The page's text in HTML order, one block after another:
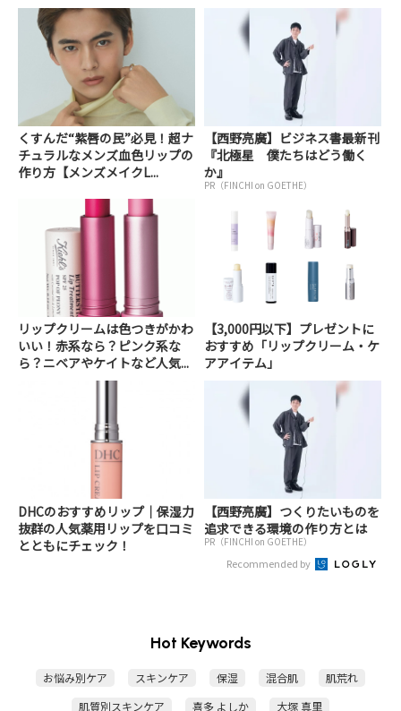
くすんだ“紫唇の民”必見！超ナ
チュラルなメンズ血色リップの
作り方【メンズメイクL...
【西野亮廣】ビジネス書最新刊
『北極星 僕たちはどう働く
か』
PR（FINCHI on GOETHE）
リップクリームは色つきがかわ
いい！赤系なら？ピンク系な
ら？ニベアやケイトなど人気...
【3,000円以下】プレゼントに
おすすめ「リップクリーム・ケ
アアイテム」
DHCのおすすめリップ｜保湿力
抜群の人気薬用リップを口コミ
とともにチェック！
【西野亮廣】つくりたいものを
追求できる環境の作り方とは
PR（FINCHI on GOETHE）
Recommended by
Hot Keywords
お悩み別ケア スキンケア 保湿 混合肌
肌荒れ
肌質別スキンケア
喜多 よしか 大塚 真里